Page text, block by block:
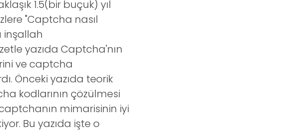
1.5(bir buçuk) yıl
"Captcha nasıl
inşallah
yazıda Captcha'nın
ve captcha
Önceki yazıda teorik
kodlarının çözülmesi
mimarisinin iyi
Bu yazıda işte o